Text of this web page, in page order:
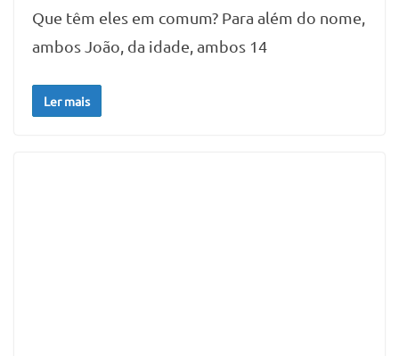
Que têm eles em comum? Para além do nome,
ambos João, da idade, ambos 14
Ler mais